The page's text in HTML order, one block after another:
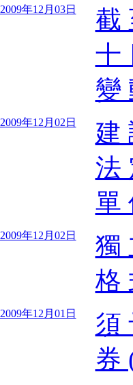
2009年12月03日
截
十
變
2009年12月02日
建
法
單
2009年12月02日
獨
格
2009年12月01日
須
券